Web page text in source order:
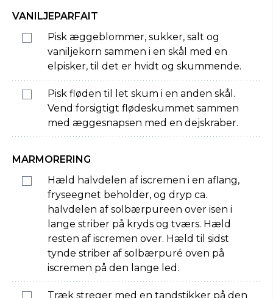
VANILJEPARFAIT
Pisk æggeblommer, sukker, salt og
vaniljekorn sammen i en skål med en
elpisker, til det er hvidt og skummende.
Pisk fløden til let skum i en anden skål.
Vend forsigtigt flødeskummet sammen
med æggesnapsen med en dejskraber.
MARMORERING
Hæld halvdelen af iscremen i en aflang,
fryseegnet beholder, og dryp ca.
halvdelen af solbærpureen over isen i
lange striber på kryds og tværs. Hæld
resten af iscremen over. Hæld til sidst
tynde striber af solbærpuré oven på
iscremen på den lange led.
Træk streger med en tandstikker på den